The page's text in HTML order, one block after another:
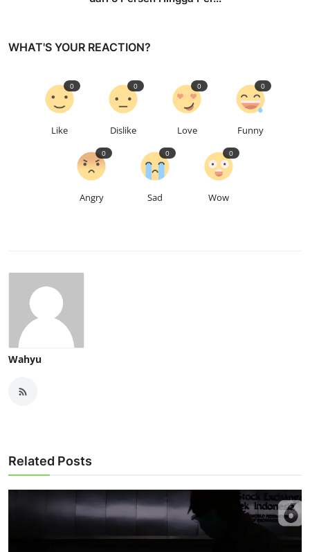
WHAT'S YOUR REACTION?
Like
0
Dislike
0
Love
0
Funny
0
Angry
0
Sad
0
Wow
0
Wahyu
Related Posts